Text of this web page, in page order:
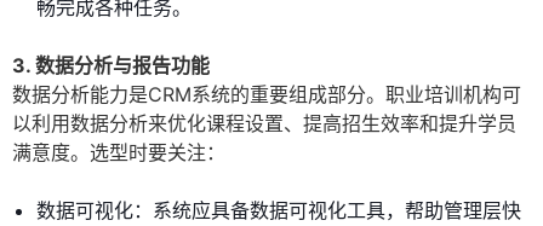
畅完成各种任务。
3. 数据分析与报告功能
数据分析能力是CRM系统的重要组成部分。职业培训机构可
以利用数据分析来优化课程设置、提高招生效率和提升学员
满意度。选型时要关注：
数据可视化：系统应具备数据可视化工具，帮助管理层快